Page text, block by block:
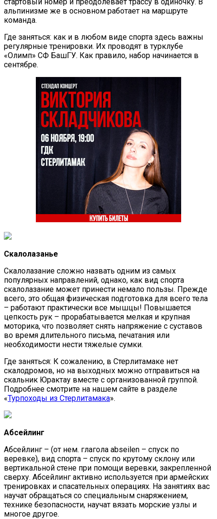
альпинизме же в основном работает на маршруте
команда.
Где заняться: как и в любом виде спорта здесь важны
регулярные тренировки. Их проводят в турклубе
«Олимп» СФ БашГУ. Как правило, набор начинается в
сентябре.
Скалолазанье
Скалолазание сложно назвать одним из самых
популярных направлений, однако, как вид спорта
скалолазание может принести немало пользы. Прежде
всего, это общая физическая подготовка для всего тела
– работают практически все мышцы! Повышается
цепкость рук – прорабатывается мелкая и крупная
моторика, что позволяет снять напряжение с суставов
во время длительного письма, печатания или
необходимости нести тяжелые сумки.
Где заняться: К сожалению, в Стерлитамаке нет
скалодромов, но на выходных можно отправиться на
скальник Юрактау вместе с организованной группой.
Подробнее смотрите на нашем сайте в разделе
«Турпоходы из Стерлитамака».
Абсейлинг
Абсейлинг – (от нем. глагола abseilen – спуск по
веревке), вид спорта – спуск по крутому склону или
вертикальной стене при помощи веревки, закрепленной
сверху. Абсейлинг активно используется при армейских
тренировках и спасательных операциях. На занятиях вас
научат обращаться со специальным снаряжением,
технике безопасности, научат вязать морские узлы и
многое другое.